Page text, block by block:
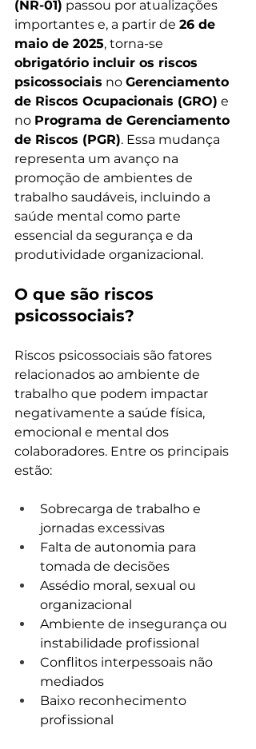
(NR-01) passou por atualizações
importantes e, a partir de 26 de
maio de 2025, torna-se
obrigatório incluir os riscos
psicossociais no Gerenciamento
de Riscos Ocupacionais (GRO) e
no Programa de Gerenciamento
de Riscos (PGR). Essa mudança
representa um avanço na
promoção de ambientes de
trabalho saudáveis, incluindo a
saúde mental como parte
essencial da segurança e da
produtividade organizacional.
O que são riscos
psicossociais?
Riscos psicossociais são fatores
relacionados ao ambiente de
trabalho que podem impactar
negativamente a saúde física,
emocional e mental dos
colaboradores. Entre os principais
estão:
Sobrecarga de trabalho e
jornadas excessivas
Falta de autonomia para
tomada de decisões
Assédio moral, sexual ou
organizacional
Ambiente de insegurança ou
instabilidade profissional
Conflitos interpessoais não
mediados
Baixo reconhecimento
profissional